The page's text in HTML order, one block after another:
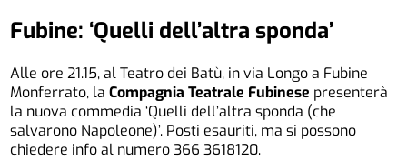
Fubine: ‘Quelli dell’altra sponda’
Alle ore 21.15, al Teatro dei Batù, in via Longo a Fubine
Monferrato, laCompagnia Teatrale Fubinese presenterà
la nuova commedia ‘Quelli dell’altra sponda (che
salvarono Napoleone)’. Posti esauriti, ma si possono
chiedere info al numero 366 3618120.